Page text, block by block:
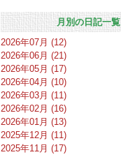
月別の日記一覧
2026年07月 (12)
2026年06月 (21)
2026年05月 (17)
2026年04月 (10)
2026年03月 (11)
2026年02月 (16)
2026年01月 (13)
2025年12月 (11)
2025年11月 (17)